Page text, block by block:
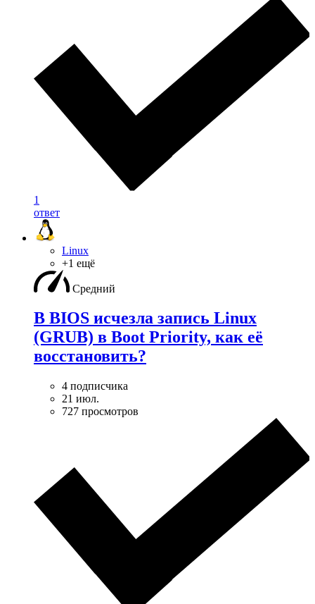
1
ответ
Linux
+1 ещё
Средний
В BIOS исчезла запись Linux
(GRUB) в Boot Priority, как её
восстановить?
4 подписчика
21 июл.
727 просмотров